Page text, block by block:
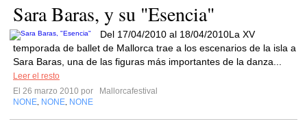
Sara Baras, y su "Esencia"
Del 17/04/2010 al 18/04/2010La XV
temporada de ballet de Mallorca trae a los escenarios de la isla a
Sara Baras, una de las figuras más importantes de la danza...
Leer el resto
El 26 marzo 2010 por
Mallorcafestival
NONE NONE NONE